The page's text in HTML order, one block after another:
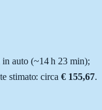
in auto (~14 h 23 min);
stimato: circa € 155,67.